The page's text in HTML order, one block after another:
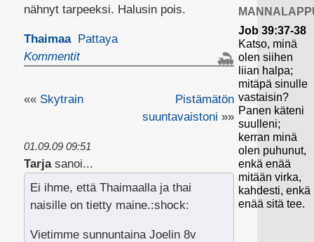
nähnyt tarpeeksi. Halusin pois.
Thaimaa
Pattaya
Kommentit
«« Skytrain
Pistämätön
suuntavaistoni »»
01.09.09 09:51
Tarjasanoi...
Ei ihme, että Thaimaalla ja thai
naisille on tietty maine.:shock:
Vietimme sunnuntaina Joelin 8v
Job 39:37-38
Katso, minä
olen siihen
liian halpa;
mitäpä sinulle
vastaisin?
Panen käteni
suulleni;
kerran minä
olen puhunut,
enkä enää
mitään virka,
kahdesti, enkä
enää sitä tee.